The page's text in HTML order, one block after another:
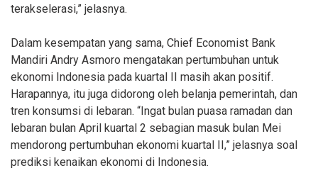
terakselerasi,” jelasnya.
Dalam kesempatan yang sama, Chief Economist Bank
Mandiri Andry Asmoro mengatakan pertumbuhan untuk
ekonomi Indonesia pada kuartal II masih akan positif.
Harapannya, itu juga didorong oleh belanja pemerintah, dan
tren konsumsi di lebaran. “Ingat bulan puasa ramadan dan
lebaran bulan April kuartal 2 sebagian masuk bulan Mei
mendorong pertumbuhan ekonomi kuartal II,” jelasnya soal
prediksi kenaikan ekonomi di Indonesia.